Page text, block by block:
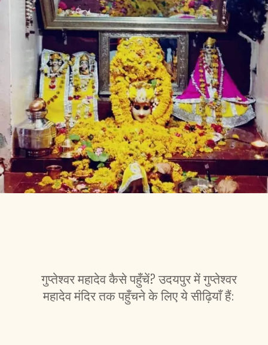
गुप्तेश्वर महादेव कैसे पहुँचें? उदयपुर में गुप्तेश्वर